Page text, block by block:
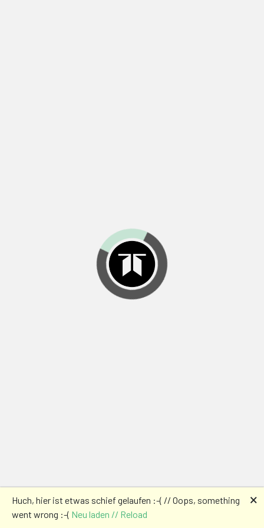
Huch, hier ist etwas schief gelaufen :-( // Oops, something
went wrong :-( Neu laden // Reload
🗙